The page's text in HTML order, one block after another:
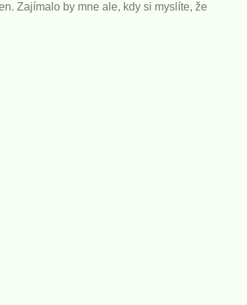
Zajímalo by mne ale, kdy si myslíte, že